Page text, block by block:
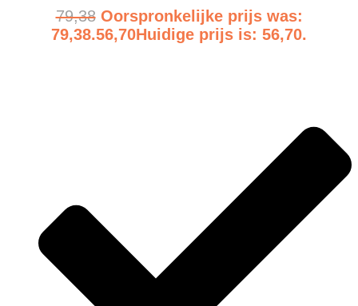
79,38 Oorspronkelijke prijs was:
79,38.56,70Huidige prijs is: 56,70.